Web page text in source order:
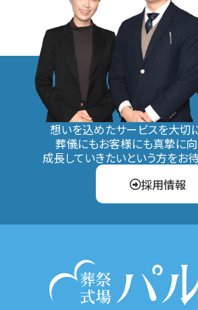
想いを込めたサービスを大切に
葬儀にもお客様にも真摯に
成長していきたいという方をお待
採用情報